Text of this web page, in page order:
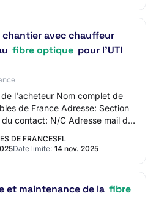
chantier avec chauffeur
fibre optique pour l’UTI
l'acheteur Nom complet de
de France Adresse: Section
contact: N/C Adresse mail du
DE FRANCESFL
Date limite: 14 nov. 2025
et maintenance de la fibre